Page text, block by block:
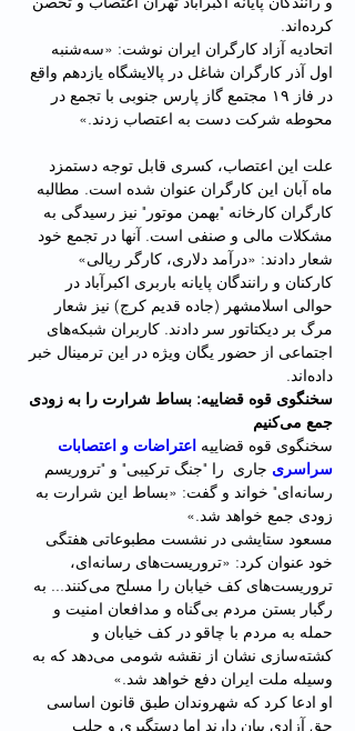
کرده‌اند.
اتحادیه آزاد کارگران ایران نوشت: «سه‌شنبه
اول آذر کارگران شاغل در پالایشگاه یازدهم واقع
در فاز ۱۹ مجتمع گاز پارس جنوبی با تجمع در
محوطه شرکت دست به اعتصاب زدند.»
علت این اعتصاب، کسری قابل توجه دستمزد
ماه آبان این کارگران عنوان شده است. مطالبه
کارگران کارخانه "بهمن موتور" نیز رسیدگی به
مشکلات مالی و صنفی است. آنها در تجمع خود
شعار دادند: «درآمد دلاری، کارگر ریالی»
کارکنان و رانندگان پایانه باربری اکبرآباد در
حوالی اسلامشهر (جاده قدیم کرج) نیز شعار
مرگ بر دیکتاتور سر دادند. کاربران شبکه‌های
اجتماعی از حضور یگان ویژه در این ترمینال خبر
داده‌اند.
سخنگوی قوه قضاییه: بساط شرارت را به زودی
جمع می‌کنیم
سخنگوی قوه قضاییه اعتراضات و اعتصابات
سراسری جاری  را "جنگ ترکیبی" و "تروریسم
رسانه‌ای" خواند و گفت: «بساط این شرارت به
زودی جمع خواهد شد.»
مسعود ستایشی در نشست مطبوعاتی هفتگی
خود عنوان کرد: «تروریست‌های رسانه‌ای،
تروریست‌های کف خیابان را مسلح می‌کنند... به
رگبار بستن مردم بی‌گناه و مدافعان امنیت و
حمله به مردم با چاقو در کف خیابان و
کشته‌سازی نشان از نقشه شومی می‌دهد که به
وسیله ملت ایران دفع خواهد شد.»
او ادعا کرد که شهروندان طبق قانون اساسی
حق آزادی بیان دارند اما دستگیری و جلب